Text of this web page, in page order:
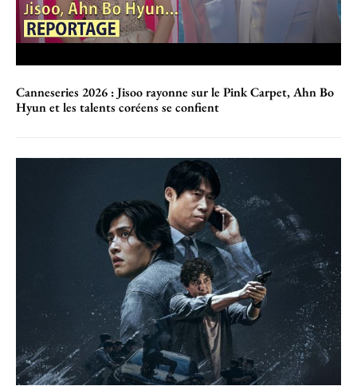
Canneseries 2026 : Jisoo rayonne sur le Pink Carpet, Ahn Bo
Hyun et les talents coréens se confient